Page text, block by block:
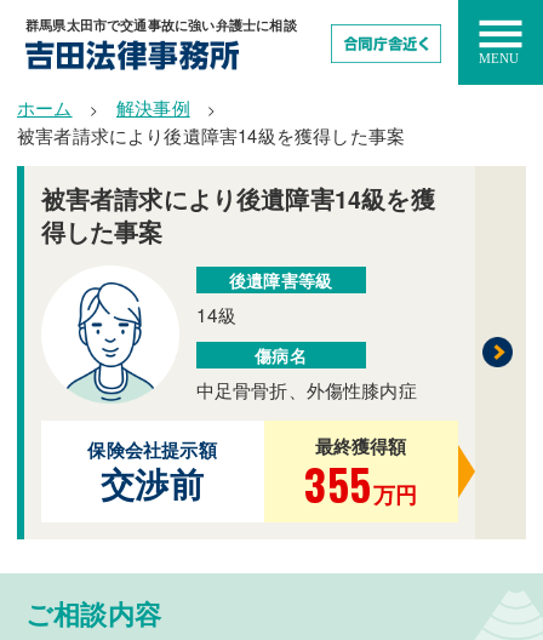
群馬県太田市で交通事故に強い弁護士に相談
ホーム
解決事例
被害者請求により後遺障害14級を獲得した事案
被害者請求により後遺障害14級を獲
得した事案
後遺障害等級
14級
傷病名
中足骨骨折、外傷性膝内症
保険会社提示額
交渉前
最終獲得額
355万円
ご相談内容